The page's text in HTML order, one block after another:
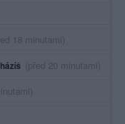
aktivita:
18 minutami)
Poslední aktivita:
(před 20 minutami)